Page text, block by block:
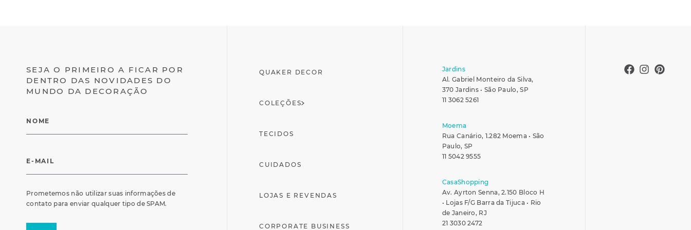
SEJA O PRIMEIRO A FICAR POR
DENTRO DAS NOVIDADES DO
MUNDO DA DECORAÇÃO
Prometemos não utilizar suas informações de
contato para enviar qualquer tipo de SPAM.
QUAKER DECOR
COLEÇÕES
TECIDOS
CUIDADOS
LOJAS E REVENDAS
CORPORATE BUSINESS
Jardins
Al. Gabriel Monteiro da Silva,
370 Jardins • São Paulo, SP
11 3062 5261
Moema
Rua Canário, 1.282 Moema • São
Paulo, SP
11 5042 9555
CasaShopping
Av. Ayrton Senna, 2.150 Bloco H
• Lojas F/G Barra da Tijuca • Rio
de Janeiro, RJ
21 3030 2472